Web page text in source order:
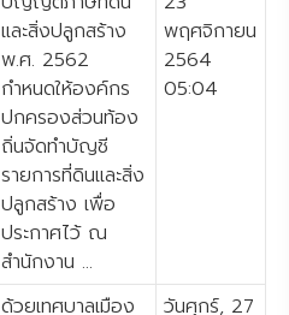
และสิ่งปลูกสร้าง
พ.ศ. 2562
กำหนดให้องค์กร
ปกครองส่วนท้อง
ถิ่นจัดทำบัญชี
รายการที่ดินและสิ่ง
ปลูกสร้าง เพื่อ
ประกาศไว้ ณ
สำนักงาน ...
พฤศจิกายน
2564
05:04
ด้วยเทศบาลเมือง
วันศุกร์, 27